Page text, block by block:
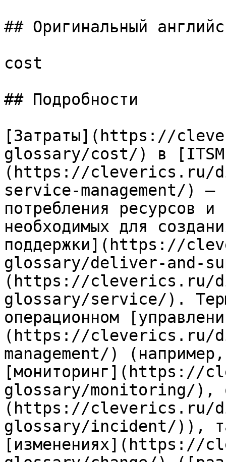
## Оригинальный
cost
## Подробности
[Затраты](https://
glossary/cost/) в
(https://cleverics.ru/
service-management/) —
потребления ресурсов
необходимых для
поддержки](https://
glossary/deliver-and-
(https://cleverics.ru/
glossary/service/).
операционном
(https://cleverics.ru/
management/)
glossary/monitoring/),
(https://cleverics.ru/
glossary/incident/)),